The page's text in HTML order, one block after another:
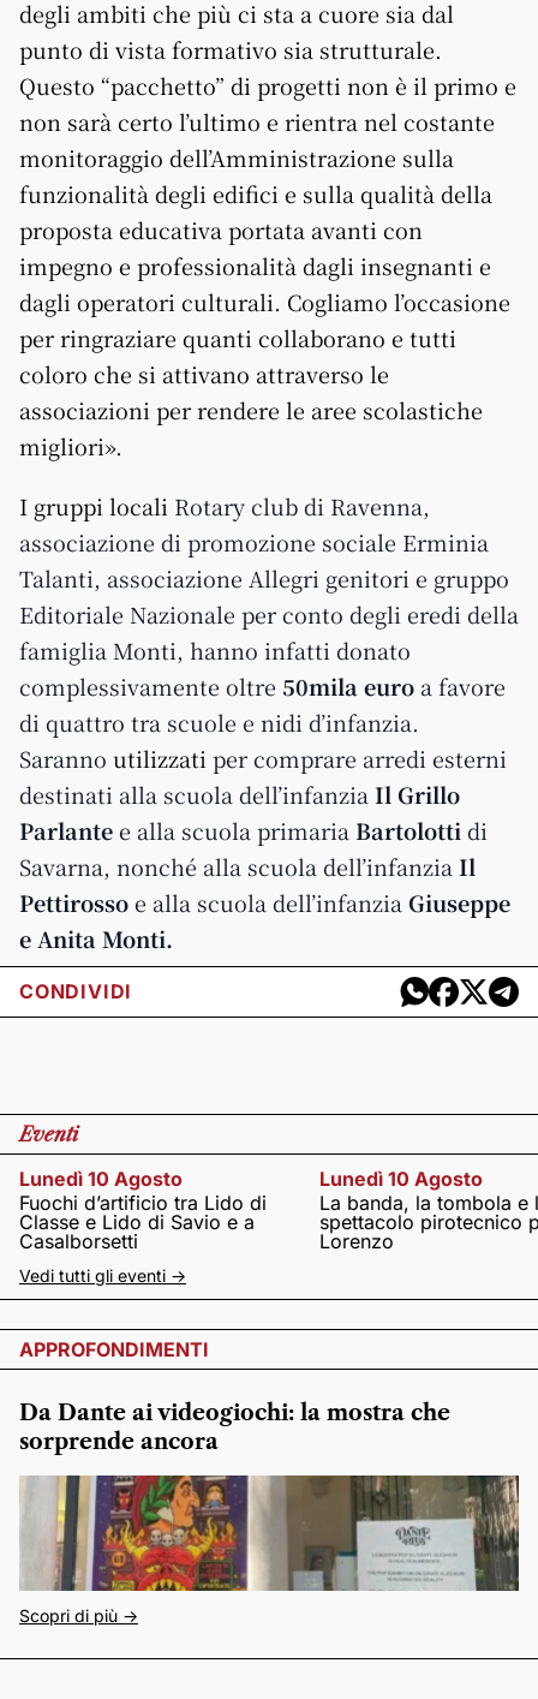
degli ambiti che più ci sta a cuore sia dal
punto di vista formativo sia strutturale.
Questo “pacchetto” di progetti non è il primo e
non sarà certo l’ultimo e rientra nel costante
monitoraggio dell’Amministrazione sulla
funzionalità degli edifici e sulla qualità della
proposta educativa portata avanti con
impegno e professionalità dagli insegnanti e
dagli operatori culturali. Cogliamo l’occasione
per ringraziare quanti collaborano e tutti
coloro che si attivano attraverso le
associazioni per rendere le aree scolastiche
migliori».
I gruppi locali Rotary club di Ravenna,
associazione di promozione sociale Erminia
Talanti, associazione Allegri genitori e gruppo
Editoriale Nazionale per conto degli eredi della
famiglia Monti, hanno infatti donato
complessivamente oltre 50mila euro a favore
di quattro tra scuole e nidi d’infanzia.
Saranno utilizzati per comprare arredi esterni
destinati alla scuola dell’infanzia Il Grillo
Parlantee alla scuola primaria Bartolotti di
Savarna, nonché alla scuola dell’infanzia Il
Pettirossoe alla scuola dell’infanzia Giuseppe
e Anita Monti.
CONDIVIDI
Eventi
Lunedì 10 Agosto
Fuochi d’artificio tra Lido di
Classe e Lido di Savio e a
Casalborsetti
Lunedì 10 Agosto
La banda, la tombola e
spettacolo pirotecnico
Lorenzo
Vedi tutti gli eventi ->
APPROFONDIMENTI
Da Dante ai videogiochi: la mostra che
sorprende ancora
Scopri di più ->